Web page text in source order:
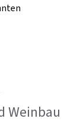
Weinbau